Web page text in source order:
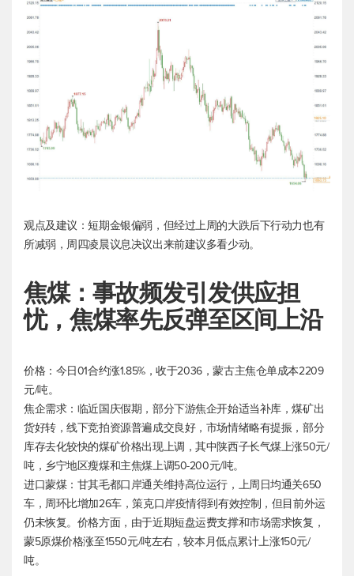
观点及建议：短期金银偏弱，但经过上周的大跌后下行动力也有
所减弱，周四凌晨议息决议出来前建议多看少动。
焦煤：事故频发引发供应担
忧，焦煤率先反弹至区间上沿
价格：今日01合约涨1.85%，收于2036，蒙古主焦仓单成本2209
元/吨。
焦企需求：临近国庆假期，部分下游焦企开始适当补库，煤矿出
货好转，线下竞拍资源普遍成交良好，市场情绪略有提振，部分
库存去化较快的煤矿价格出现上调，其中陕西子长气煤上涨50元/
吨，乡宁地区瘦煤和主焦煤上调50-200元/吨。
进口蒙煤：甘其毛都口岸通关维持高位运行，上周日均通关650
车，周环比增加26车，策克口岸疫情得到有效控制，但目前外运
仍未恢复。价格方面，由于近期短盘运费支撑和市场需求恢复，
蒙5原煤价格涨至1550元/吨左右，较本月低点累计上涨150元/
吨。